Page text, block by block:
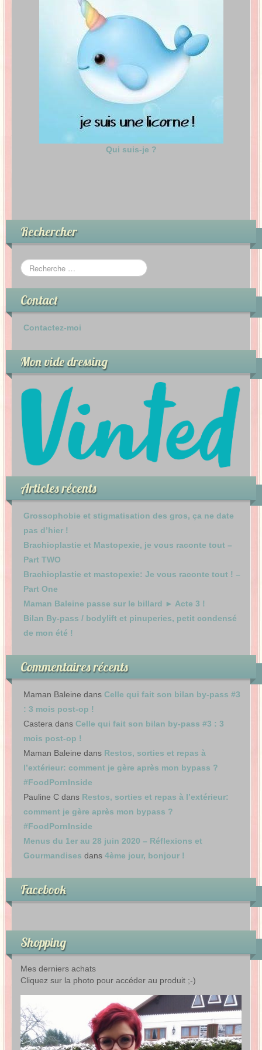
Qui suis-je ?
Rechercher
Contact
Contactez-moi
Mon vide dressing
Articles récents
Grossophobie et stigmatisation des gros, ça ne date
pas d’hier !
Brachioplastie et Mastopexie, je vous raconte tout –
Part TWO
Brachioplastie et mastopexie: Je vous raconte tout ! –
Part One
Maman Baleine passe sur le billard ► Acte 3 !
Bilan By-pass / bodylift et pinuperies, petit condensé
de mon été !
Commentaires récents
Maman Baleine dans Celle qui fait son bilan by-pass #3
: 3 mois post-op !
Castera dans Celle qui fait son bilan by-pass #3 : 3
mois post-op !
Maman Baleine dans Restos, sorties et repas à
l’extérieur: comment je gère après mon bypass ?
#FoodPornInside
Pauline C dans Restos, sorties et repas à l’extérieur:
comment je gère après mon bypass ?
#FoodPornInside
Menus du 1er au 28 juin 2020 – Réflexions et
Gourmandises dans 4ème jour, bonjour !
Facebook
Shopping
Mes derniers achats
Cliquez sur la photo pour accéder au produit ;-)